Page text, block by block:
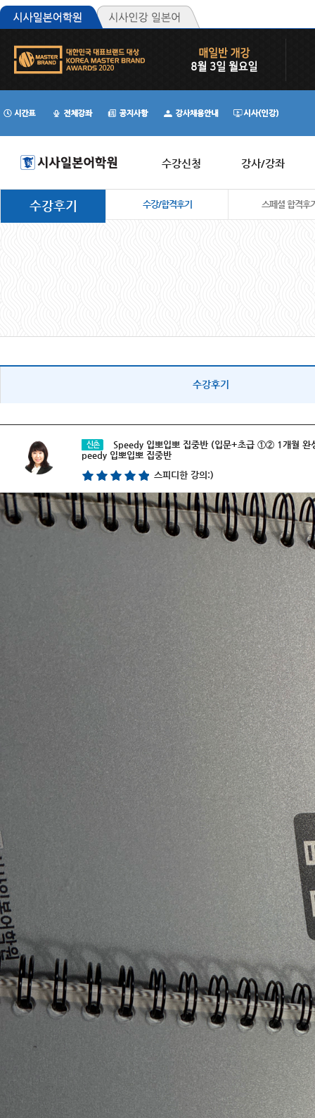
수강신청 강사/강좌
수강후기 수강/합격후기 스페셜 합격후
수강후기
신촌
Speedy 입뽀입뽀 집중반 (입문+초급 ①② 1개월 완
peedy 입뽀입뽀 집중반
스피디한 강의:)